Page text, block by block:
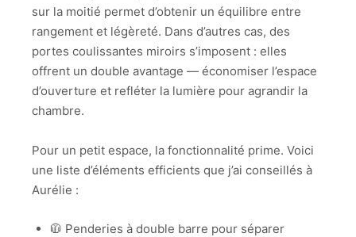
sur la moitié permet d’obtenir un équilibre entre
rangement et légèreté. Dans d’autres cas, des
portes coulissantes miroirs s’imposent : elles
offrent un double avantage — économiser l’espace
d’ouverture et refléter la lumière pour agrandir la
chambre.
Pour un petit espace, la fonctionnalité prime. Voici
une liste d’éléments efficients que j’ai conseillés à
Aurélie :
🧥 Penderies à double barre pour séparer